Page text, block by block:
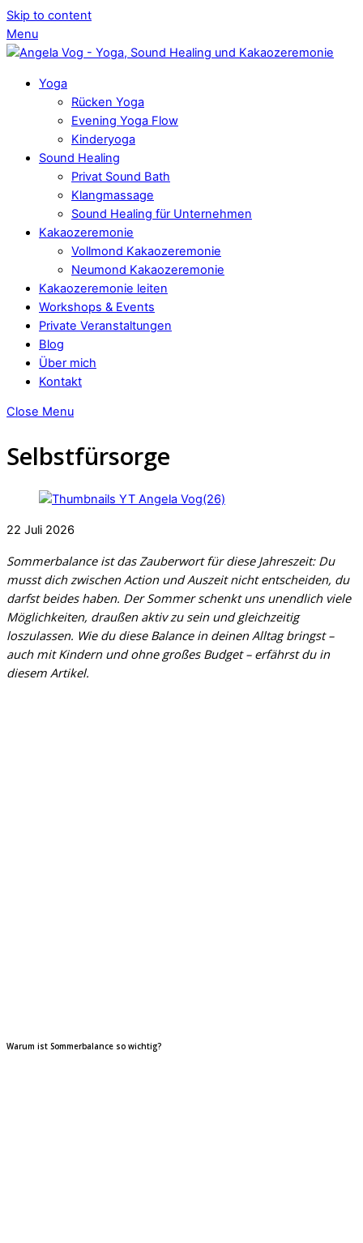
Skip to content
Menu
Yoga
Rücken Yoga
Evening Yoga Flow
Kinderyoga
Sound Healing
Privat Sound Bath
Klangmassage
Sound Healing für Unternehmen
Kakaozeremonie
Vollmond Kakaozeremonie
Neumond Kakaozeremonie
Kakaozeremonie leiten
Workshops & Events
Private Veranstaltungen
Blog
Über mich
Kontakt
Close Menu
Selbstfürsorge
22 Juli 2026
Sommerbalance ist das Zauberwort für diese Jahreszeit: Du
musst dich zwischen Action und Auszeit nicht entscheiden, du
darfst beides haben. Der Sommer schenkt uns unendlich viele
Möglichkeiten, draußen aktiv zu sein und gleichzeitig
loszulassen. Wie du diese Balance in deinen Alltag bringst –
auch mit Kindern und ohne großes Budget – erfährst du in
diesem Artikel.
Warum ist Sommerbalance so wichtig?